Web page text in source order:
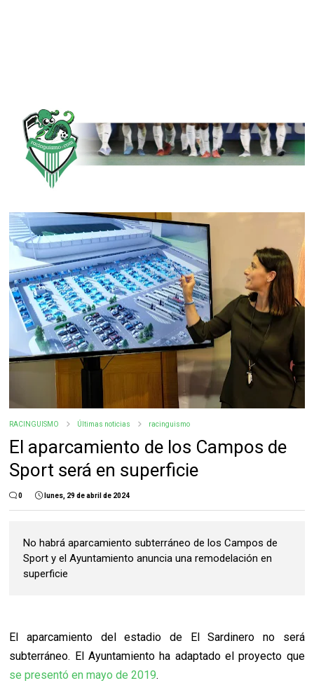
RACINGUISMO Últimas noticias racinguismo
El aparcamiento de los Campos de
Sport será en superficie
0 lunes, 29 de abril de 2024
No habrá aparcamiento subterráneo de los Campos de
Sport y el Ayuntamiento anuncia una remodelación en
superficie
El aparcamiento del estadio de El Sardinero no será
subterráneo. El Ayuntamiento ha adaptado el proyecto que
se presentó en mayo de 2019.